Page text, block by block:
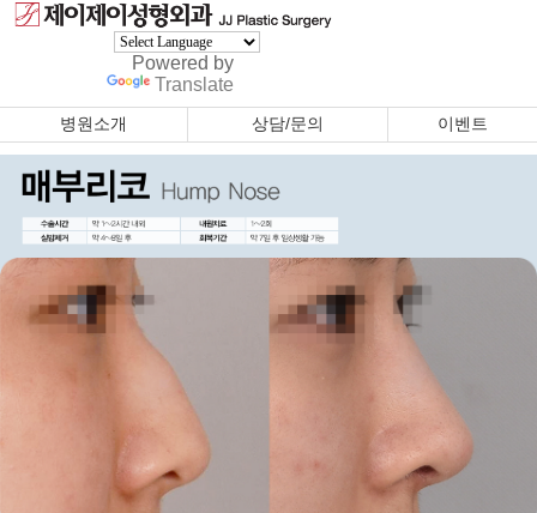
Powered by
Translate
병원소개 상담/문의 이벤트